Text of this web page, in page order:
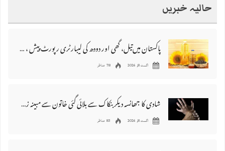
حالیہ خبریں
پاکستان میں‌تیل، گھی اور دودھ کی لیبارٹری رپورٹ پیش ، 176 نمونے غیر معیاری قرار
اگست 8, 2026 78 مناظر
شادی کا جھانسہ دیکر بنکاک سے بلائی گئی خاتون سے مبینہ زیادتی، ملزم گرفتار
اگست 8, 2026 83 مناظر